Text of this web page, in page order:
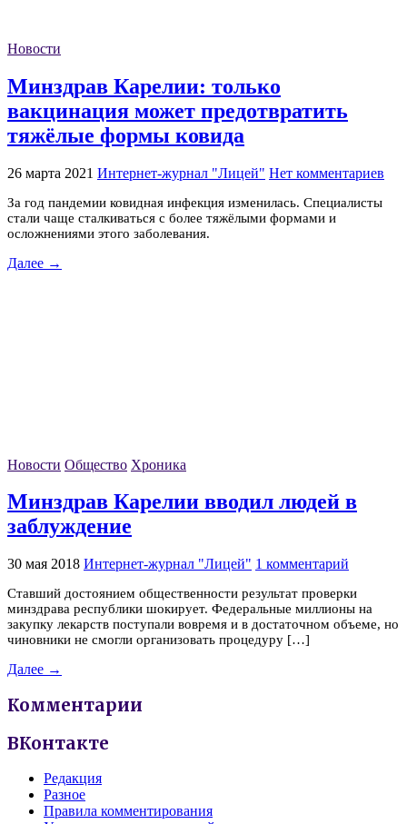
Новости
Минздрав Карелии: только
вакцинация может предотвратить
тяжёлые формы ковида
26 марта 2021 Интернет-журнал "Лицей" Нет комментариев
За год пандемии ковидная инфекция изменилась. Специалисты
стали чаще сталкиваться с более тяжёлыми формами и
осложнениями этого заболевания.
Далее →
Новости Общество Хроника
Минздрав Карелии вводил людей в
заблуждение
30 мая 2018 Интернет-журнал "Лицей" 1 комментарий
Ставший достоянием общественности результат проверки
минздрава республики шокирует. Федеральные миллионы на
закупку лекарств поступали вовремя и в достаточном объеме, но
чиновники не смогли организовать процедуру […]
Далее →
Комментарии
ВКонтакте
Редакция
Разное
Правила комментирования